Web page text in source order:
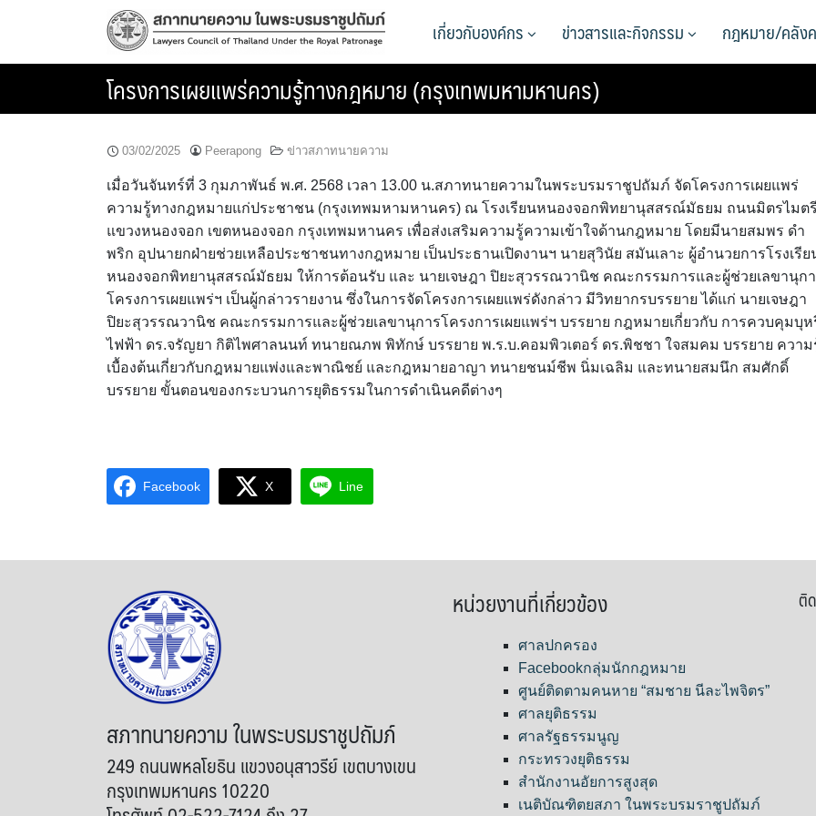
เกี่ยวกับองค์กร ข่าวสารและกิจกรรม กฎหมาย/คลัง
โครงการเผยแพร่ความรู้ทางกฎหมาย (กรุงเทพมหามหานคร)
03/02/2025 Peerapong ข่าวสภาทนายความ
เมื่อวันจันทร์ที่ 3 กุมภาพันธ์ พ.ศ. 2568 เวลา 13.00 น.สภาทนายความในพระบรมราชูปถัมภ์ จัดโครงการเผยแพร่
ความรู้ทางกฎหมายแก่ประชาชน (กรุงเทพมหามหานคร) ณ โรงเรียนหนองจอกพิทยานุสสรณ์มัธยม ถนนมิตรไมตรี
แขวงหนองจอก เขตหนองจอก กรุงเทพมหานคร เพื่อส่งเสริมความรู้ความเข้าใจด้านกฎหมาย โดยมีนายสมพร ดำ
พริก อุปนายกฝ่ายช่วยเหลือประชาชนทางกฎหมาย เป็นประธานเปิดงานฯ นายสุวินัย สมันเลาะ ผู้อำนวยการโรงเรีย
หนองจอกพิทยานุสสรณ์มัธยม ให้การต้อนรับ และ นายเจษฎา ปิยะสุวรรณวานิช คณะกรรมการและผู้ช่วยเลขานุก
โครงการเผยแพร่ฯ เป็นผู้กล่าวรายงาน ซึ่งในการจัดโครงการเผยแพร่ดังกล่าว มีวิทยากรบรรยาย ได้แก่ นายเจษฎา
ปิยะสุวรรณวานิช คณะกรรมการและผู้ช่วยเลขานุการโครงการเผยแพร่ฯ บรรยาย กฎหมายเกี่ยวกับ การควบคุมบุห
ไฟฟ้า ดร.จรัญยา กิติไพศาลนนท์ ทนายณภพ พิทักษ์ บรรยาย พ.ร.บ.คอมพิวเตอร์ ดร.พิชชา ใจสมคม บรรยาย ความ
เบื้องต้นเกี่ยวกับกฎหมายแพ่งและพาณิชย์ และกฎหมายอาญา ทนายชนม์ชีพ นิ่มเฉลิม และทนายสมนึก สมศักดิ์
บรรยาย ขั้นตอนของกระบวนการยุติธรรมในการดำเนินคดีต่างๆ
Facebook X Line
สภาทนายความ ในพระบรมราชูปถัมภ์
249 ถนนพหลโยธิน แขวงอนุสาวรีย์ เขตบางเขน
กรุงเทพมหานคร 10220
หน่วยงานที่เกี่ยวข้อง
ศาลปกครอง
Facebookกลุ่มนักกฎหมาย
ศูนย์ติดตามคนหาย “สมชาย นีละไพจิตร”
ศาลยุติธรรม
ศาลรัฐธรรมนูญ
กระทรวงยุติธรรม
สำนักงานอัยการสูงสุด
เนติบัณฑิตยสภา ในพระบรมราชูปถัมภ์
ติ